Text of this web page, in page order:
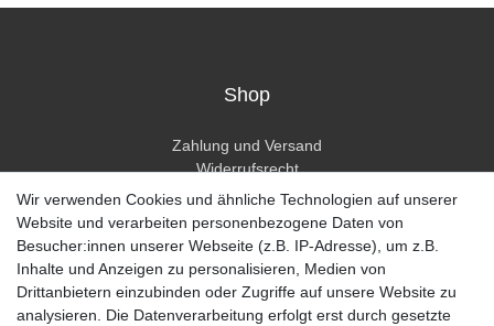
Shop
Zahlung und Versand
Widerrufsrecht
Widerrufsformular
Hilfe
Mein Konto
Registrieren
Wir verwenden Cookies und ähnliche Technologien auf unserer
Website und verarbeiten personenbezogene Daten von
Besucher:innen unserer Webseite (z.B. IP-Adresse), um z.B.
Inhalte und Anzeigen zu personalisieren, Medien von
Drittanbietern einzubinden oder Zugriffe auf unsere Website zu
analysieren. Die Datenverarbeitung erfolgt erst durch gesetzte